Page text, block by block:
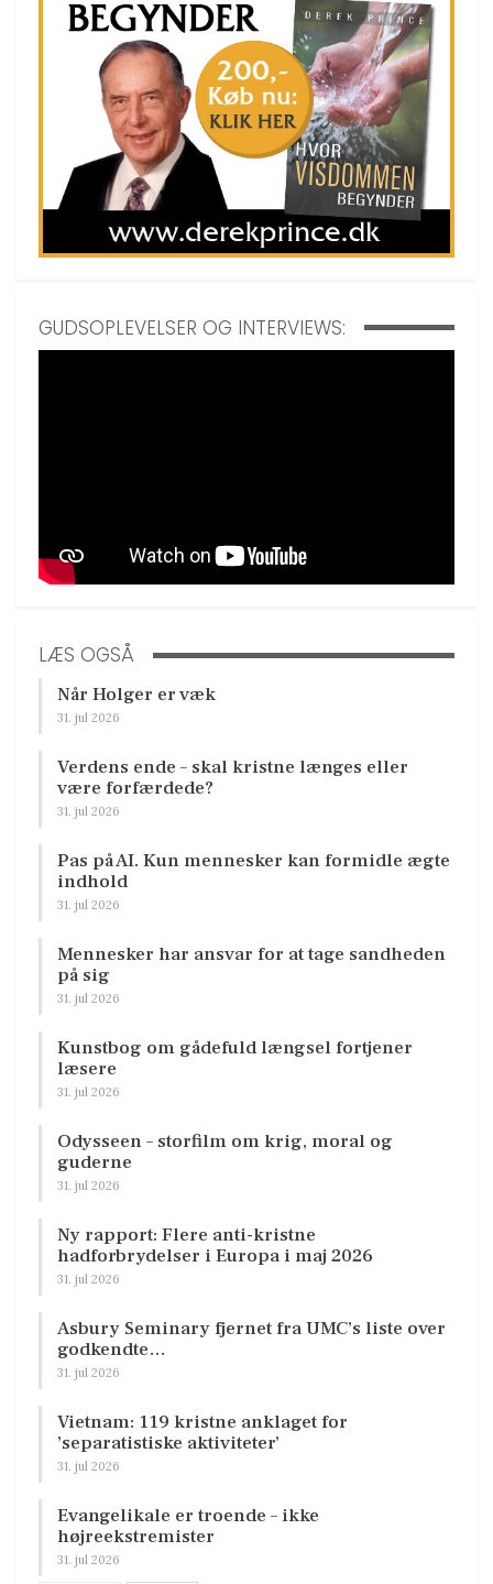
GUDSOPLEVELSER OG INTERVIEWS:
LÆS OGSÅ
Når Holger er væk
31. jul 2026
Verdens ende – skal kristne længes eller
være forfærdede?
31. jul 2026
Pas på AI. Kun mennesker kan formidle ægte
indhold
31. jul 2026
Mennesker har ansvar for at tage sandheden
på sig
31. jul 2026
Kunstbog om gådefuld længsel fortjener
læsere
31. jul 2026
Odysseen – storfilm om krig, moral og
guderne
31. jul 2026
Ny rapport: Flere anti-kristne
hadforbrydelser i Europa i maj 2026
31. jul 2026
Asbury Seminary fjernet fra UMC’s liste over
godkendte…
31. jul 2026
Vietnam: 119 kristne anklaget for
’separatistiske aktiviteter’
31. jul 2026
Evangelikale er troende – ikke
højreekstremister
31. jul 2026